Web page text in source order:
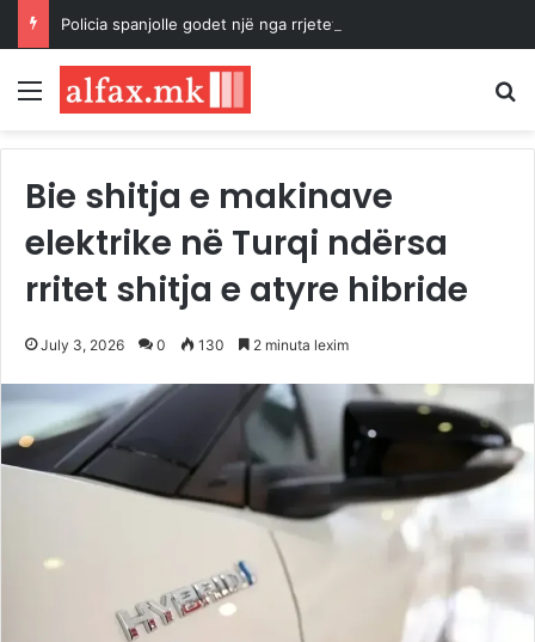
Menu
Bie shitja e makinave
elektrike në Turqi ndërsa
rritet shitja e atyre hibride
July 3, 2026 0 130 2 minuta lexim